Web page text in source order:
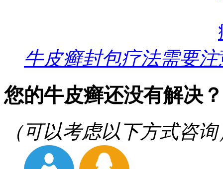
牛皮癣封包疗法需要注
您的牛皮癣还没有解决？
（可以考虑以下方式咨询